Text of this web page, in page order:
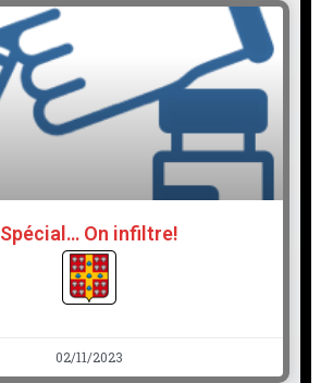
Spécial… On infiltre!
02/11/2023